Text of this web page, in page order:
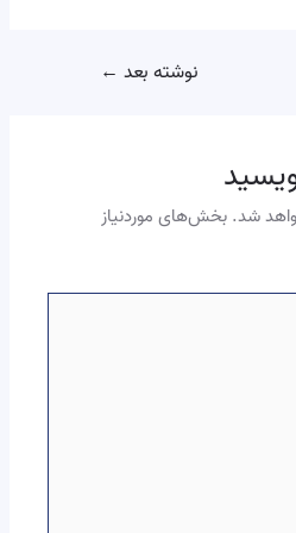
نوشته بعد ←
شد. بخش‌های موردنیاز